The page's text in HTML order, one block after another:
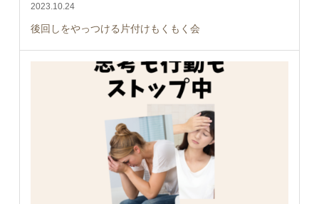
2023.10.24
後回しをやっつける片付けもくもく会